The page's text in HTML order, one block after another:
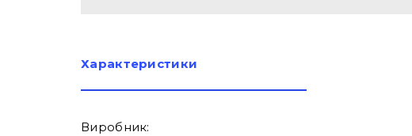
Характеристики
Виробник: